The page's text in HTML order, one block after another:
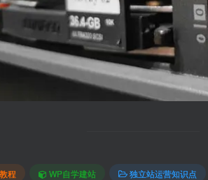
程 WP自学建站 独立站运营知识点